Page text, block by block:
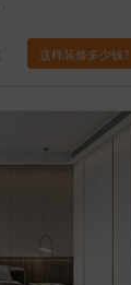
这样装修多少钱?